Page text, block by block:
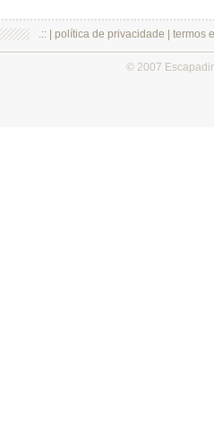
.:: | política de privacidade termos
© 2007